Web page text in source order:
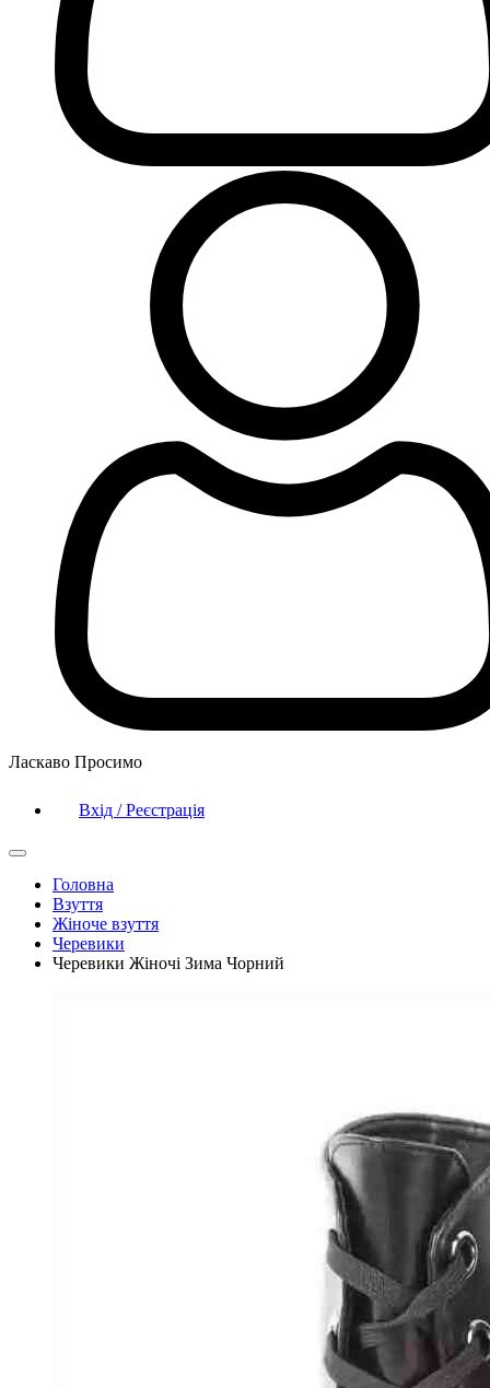
Ласкаво Просимо
Вхід / Реєстрація
Головна
Взуття
Жіноче взуття
Черевики
Черевики Жіночі Зима Чорний